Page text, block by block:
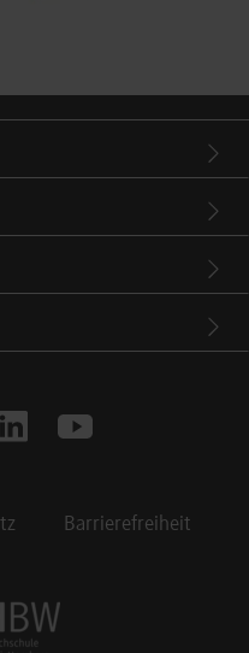
linkedinyoutube
Barrierefreiheit